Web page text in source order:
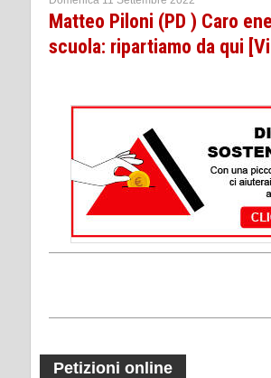
Matteo Piloni (PD ) Caro
scuola: ripartiamo da qui
Petizioni online